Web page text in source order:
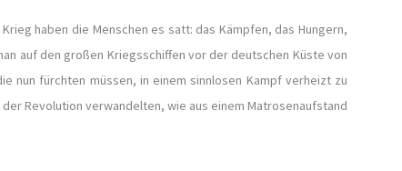
haben die Menschen es satt: das Kämpfen, das Hungern,
auf den großen Kriegsschiffen vor der deutschen Küste von
nun fürchten müssen, in einem sinnlosen Kampf verheizt zu
Revolution verwandelten, wie aus einem Matrosenaufstand